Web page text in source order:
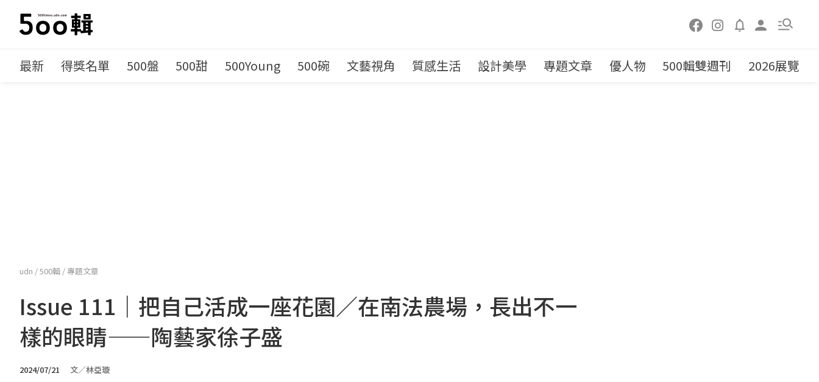
最新 得獎名單 500盤 500甜 500Young 500碗 文藝視角 質感生活 設計美學 專題文章 優人物 500輯雙週刊 2026展覽
udn /500輯 /專題文章
Issue 111｜把自己活成一座花園／在南法農場，長出不一
樣的眼睛——陶藝家徐子盛
2024/07/21 文／林亞璇